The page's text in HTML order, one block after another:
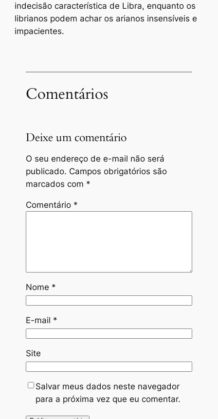
indecisão característica de Libra, enquanto os
librianos podem achar os arianos insensíveis e
impacientes.
Comentários
Deixe um comentário
O seu endereço de e-mail não será
publicado. Campos obrigatórios são
marcados com *
Comentário *
Nome *
E-mail *
Site
Salvar meus dados neste navegador
para a próxima vez que eu comentar.